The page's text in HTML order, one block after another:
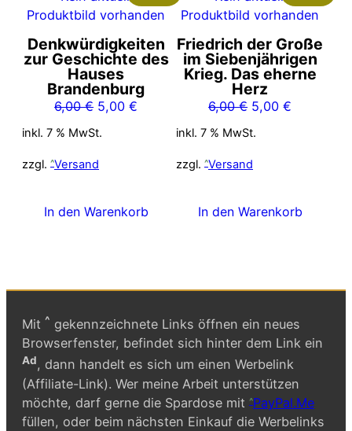
Denkwürdigkeiten
zur Geschichte des
Hauses
Brandenburg
6,00€ Ursprünglicher
6,00 €
5,00€
5,00 €.
inkl. 7 % MwSt.
zzgl. Versand
In den Warenkorb
Friedrich der Große
im Siebenjährigen
Krieg. Das eherne
Herz
6,00€ Ursprünglicher
6,00 €
5,00€
inkl. 7 % MwSt.
zzgl. Versand
In den Warenkorb
Mit ^ gekennzeichnete Links öffnen ein neues
Browserfenster, befindet sich hinter dem Link ein
Ad, dann handelt es sich um einen Werbelink
(Affiliate-Link). Wer meine Arbeit unterstützen
möchte, darf gerne die Spardose mit PayPal.Me
füllen, oder beim nächsten Einkauf die Werbelinks